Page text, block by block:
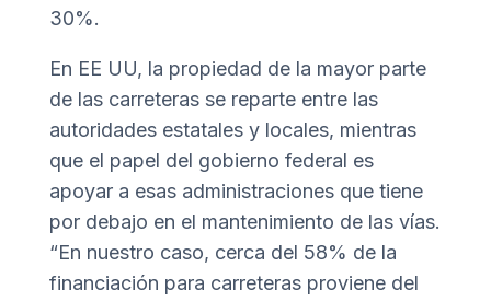
30%.
En EE UU, la propiedad de la mayor parte
de las carreteras se reparte entre las
autoridades estatales y locales, mientras
que el papel del gobierno federal es
apoyar a esas administraciones que tiene
por debajo en el mantenimiento de las vías.
“En nuestro caso, cerca del 58% de la
financiación para carreteras proviene del